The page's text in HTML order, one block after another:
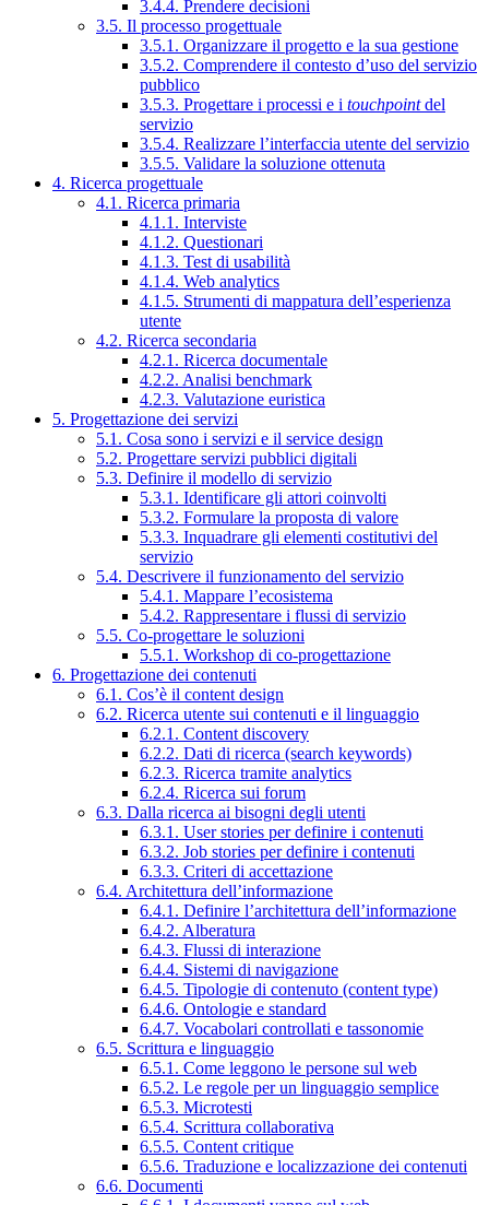
3.4.4. Prendere decisioni
3.5. Il processo progettuale
3.5.1. Organizzare il progetto e la sua gestione
3.5.2. Comprendere il contesto d’uso del servizio
pubblico
3.5.3. Progettare i processi e i touchpointdel
servizio
3.5.4. Realizzare l’interfaccia utente del servizio
3.5.5. Validare la soluzione ottenuta
4. Ricerca progettuale
4.1. Ricerca primaria
4.1.1. Interviste
4.1.2. Questionari
4.1.3. Test di usabilità
4.1.4. Web analytics
4.1.5. Strumenti di mappatura dell’esperienza
utente
4.2. Ricerca secondaria
4.2.1. Ricerca documentale
4.2.2. Analisi benchmark
4.2.3. Valutazione euristica
5. Progettazione dei servizi
5.1. Cosa sono i servizi e il service design
5.2. Progettare servizi pubblici digitali
5.3. Definire il modello di servizio
5.3.1. Identificare gli attori coinvolti
5.3.2. Formulare la proposta di valore
5.3.3. Inquadrare gli elementi costitutivi del
servizio
5.4. Descrivere il funzionamento del servizio
5.4.1. Mappare l’ecosistema
5.4.2. Rappresentare i flussi di servizio
5.5. Co-progettare le soluzioni
5.5.1. Workshop di co-progettazione
6. Progettazione dei contenuti
6.1. Cos’è il content design
6.2. Ricerca utente sui contenuti e il linguaggio
6.2.1. Content discovery
6.2.2. Dati di ricerca (search keywords)
6.2.3. Ricerca tramite analytics
6.2.4. Ricerca sui forum
6.3. Dalla ricerca ai bisogni degli utenti
6.3.1. User stories per definire i contenuti
6.3.2. Job stories per definire i contenuti
6.3.3. Criteri di accettazione
6.4. Architettura dell’informazione
6.4.1. Definire l’architettura dell’informazione
6.4.2. Alberatura
6.4.3. Flussi di interazione
6.4.4. Sistemi di navigazione
6.4.5. Tipologie di contenuto (content type)
6.4.6. Ontologie e standard
6.4.7. Vocabolari controllati e tassonomie
6.5. Scrittura e linguaggio
6.5.1. Come leggono le persone sul web
6.5.2. Le regole per un linguaggio semplice
6.5.3. Microtesti
6.5.4. Scrittura collaborativa
6.5.5. Content critique
6.5.6. Traduzione e localizzazione dei contenuti
6.6. Documenti